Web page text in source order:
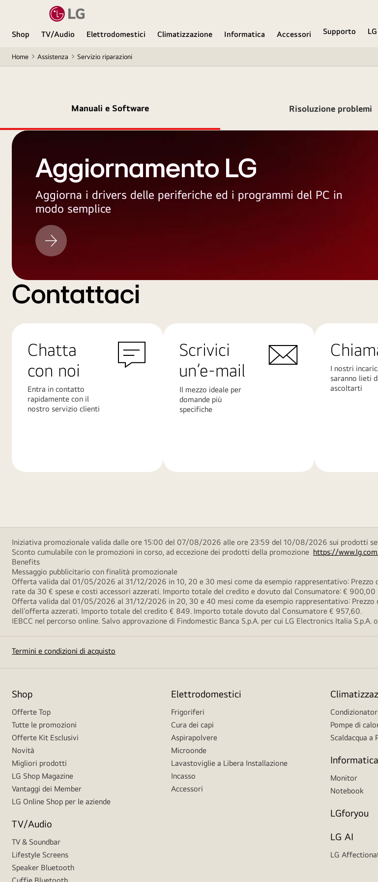
Shop TV/Audio Elettrodomestici Climatizzazione Informatica Accessori Supporto
Home Assistenza Servizio riparazioni
Manuali e Software Risoluzione problemi
Aggiornamento LG
Aggiorna i drivers delle periferiche ed i programmi del PC in
modo semplice
Aggiornamento
LG
Contattaci
Chatta
con noi
Entra in contatto
rapidamente con il
nostro servizio clienti
Scrivici
un’e-mail
Il mezzo ideale per
domande più
specifiche
I nostri
saranno lieti
ascoltarti
Iniziativa promozionale valida dalle ore 15:00 del 07/08/2026 alle ore 23:59 del 10/08/2026 sui prodotti
Sconto cumulabile con le promozioni in corso, ad eccezione dei prodotti della promozione https://
Benefits
Messaggio pubblicitario con finalità promozionale
Offerta valida dal 01/05/2026 al 31/12/2026 in 10, 20 e 30 mesi come da esempio rappresentativo: Prezzo
rate da 30 € spese e costi accessori azzerati. Importo totale del credito e dovuto dal Consumatore: € 900,00
Offerta valida dal 01/05/2026 al 31/12/2026 in 20, 30 e 40 mesi come da esempio rappresentativo: Prezzo
dell’offerta azzerati. Importo totale del credito € 849. Importo totale dovuto dal Consumatore € 957,60.
IEBCC nel percorso online. Salvo approvazione di Findomestic Banca S.p.A. per cui LG Electronics Italia
Termini e condizioni di acquisto
Shop
Offerte Top
Tutte le promozioni
Offerte Kit Esclusivi
Novità
Migliori prodotti
LG Shop Magazine
Vantaggi dei Member
LG Online Shop per le aziende
TV/Audio
TV & Soundbar
Lifestyle Screens
Speaker Bluetooth
Elettrodomestici
Frigoriferi
Cura dei capi
Aspirapolvere
Microonde
Lavastoviglie a Libera Installazione
Incasso
Accessori
Pompe di
Scaldacqua a
Informatica
Monitor
Notebook
LGforyou
LG AI
LG